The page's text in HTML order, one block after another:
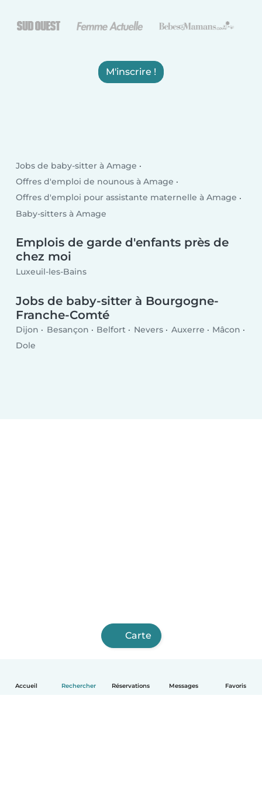
Accueil Rechercher Réservations Messages Favoris
M'inscrire !
Jobs de baby-sitter à Amage
Offres d'emploi de nounous à Amage
Offres d'emploi pour assistante maternelle à Amage
Baby-sitters à Amage
Emplois de garde d'enfants près de
chez moi
Luxeuil-les-Bains
Jobs de baby-sitter à Bourgogne-
Franche-Comté
Dijon Besançon Belfort Nevers Auxerre
Mâcon
Dole
Carte